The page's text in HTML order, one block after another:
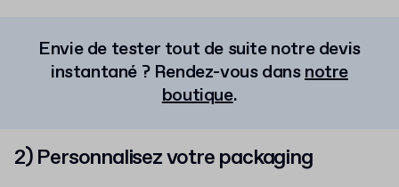
Envie de tester tout de suite notre devis
instantané ? Rendez-vous dansnotre
boutique.
2) Personnalisez votre packaging